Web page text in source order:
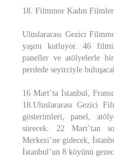
18. Filmmor Kadın
Uluslararası Gezici
yaşını kutluyor. 46
paneller ve atölyelerle
perdede seyirciyle
16 Mart’ta İstanbul,
18.Uluslararası Gezici
gösterimleri, panel,
sürecek. 22 Mart’tan
Merkezi’ne gidecek,
İstanbul’un 8 köyünü